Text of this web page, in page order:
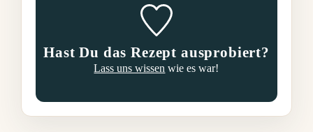
Hast Du das Rezept ausprobiert?
Lass uns wissen wie es war!